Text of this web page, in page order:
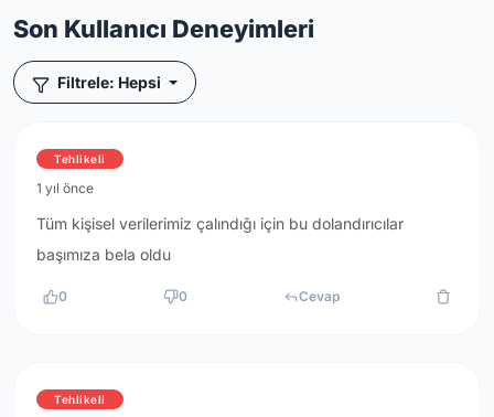
Son Kullanıcı Deneyimleri
Filtrele: Hepsi
Tehlikeli
1 yıl önce
Tüm kişisel verilerimiz çalındığı için bu dolandırıcılar
başımıza bela oldu
0 0 Cevap
Tehlikeli